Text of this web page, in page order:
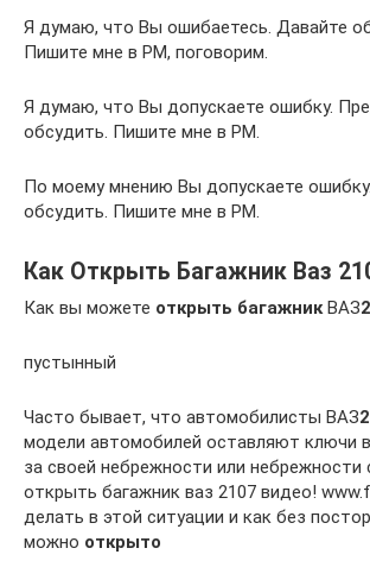
Я думаю, что Вы ошибаетесь. Давайте
Пишите мне в PM, поговорим.
Я думаю, что Вы допускаете ошибку.
обсудить. Пишите мне в PM.
По моему мнению Вы допускаете
обсудить. Пишите мне в PM.
Как Открыть Багажник Ваз
Как вы можете открыть багажникВАЗ
пустынный
Часто бывает, что автомобилисты ВАЗ
модели автомобилей оставляют ключи
за своей небрежности или небрежности
открыть багажник ваз 2107 видео!
делать в этой ситуации и как без
можно открыто